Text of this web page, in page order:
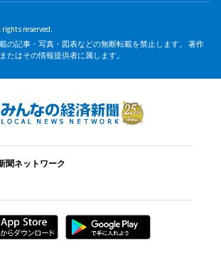
reserved.
の記事・写真・図表などの無断転載を禁止します。 著作
たはその情報提供者に属します。
聞ネットワーク